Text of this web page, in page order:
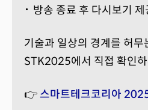
방송 종료 후 다시보기 제
기술과 일상의 경계를 허무
STK2025에서 직접 확인
👉 스마트테크코리아